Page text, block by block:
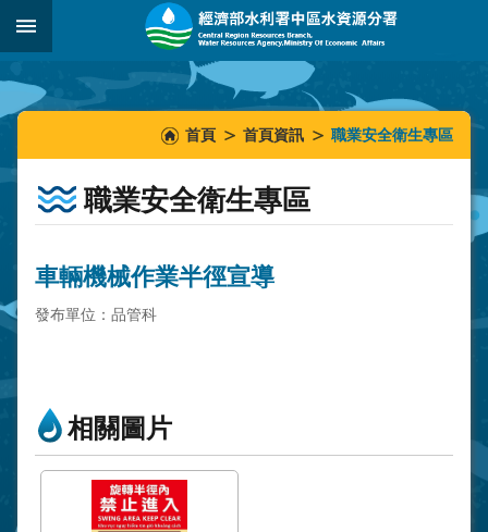
跳到主要內容區塊
::::::
首頁 首頁資訊 職業安全衛生專區
職業安全衛生專區
車輛機械作業半徑宣導
發布單位：品管科
相關圖片